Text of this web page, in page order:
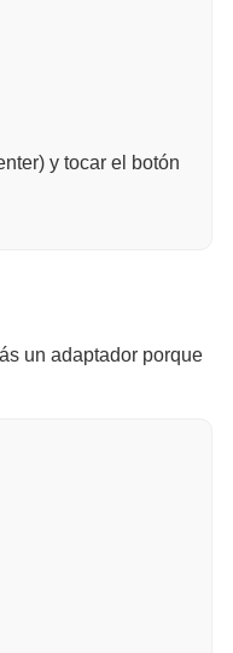
y tocar el botón
un adaptador porque